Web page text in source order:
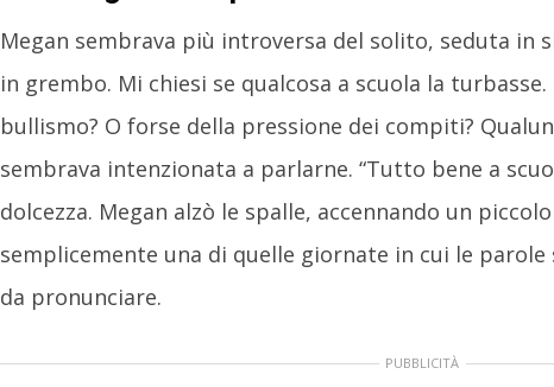
Megan sembrava più introversa del solito, seduta in
in grembo. Mi chiesi se qualcosa a scuola la
bullismo? O forse della pressione dei compiti?
sembrava intenzionata a parlarne. “Tutto bene a
dolcezza. Megan alzò le spalle, accennando un
semplicemente una di quelle giornate in cui le
da pronunciare.
PUBBLICITÀ